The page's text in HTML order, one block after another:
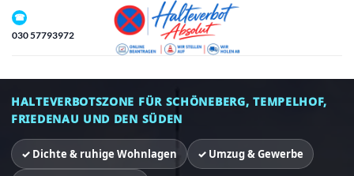
Zum
Inhalt
☎
030 57793972
HALTEVERBOTSZONE FÜR SCHÖNEBERG, TEMPELHOF,
FRIEDENAU UND DEN SÜDEN
✓ Dichte & ruhige Wohnlagen ✓ Umzug & Gewerbe